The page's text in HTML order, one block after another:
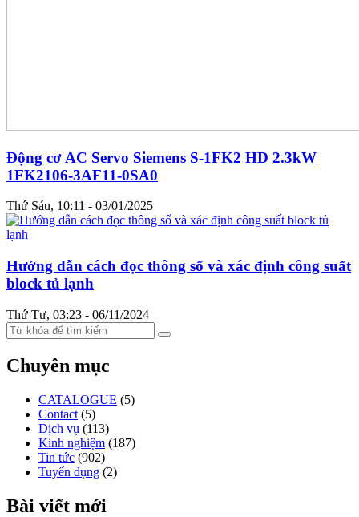
Động cơ AC Servo Siemens S-1FK2 HD 2.3kW
1FK2106-3AF11-0SA0
Thứ Sáu, 10:11 - 03/01/2025
Hướng dẫn cách đọc thông số và xác định công suất
block tủ lạnh
Thứ Tư, 03:23 - 06/11/2024
Chuyên mục
CATALOGUE (5)
Contact (5)
Dịch vụ (113)
Kinh nghiệm (187)
Tin tức (902)
Tuyển dụng (2)
Bài viết mới